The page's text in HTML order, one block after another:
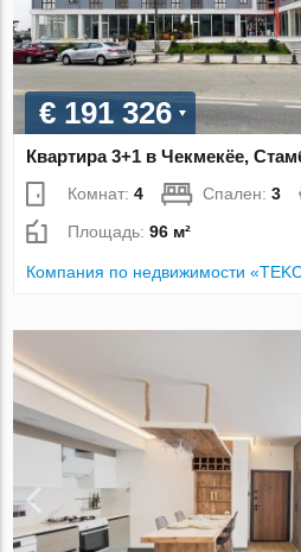
€ 191 326
Квартира 3+1 в Чекмекёе,
Комнат:4 Спален:3
Площадь:96 м²
Компания по недвижимости